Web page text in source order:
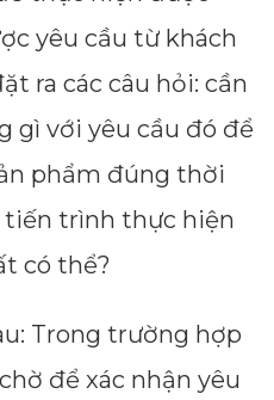
yêu cầu từ khách
ra các câu hỏi: cần
gì với yêu cầu đó để
phẩm đúng thời
tiến trình thực hiện
có thể?
Trong trường hợp
để xác nhận yêu